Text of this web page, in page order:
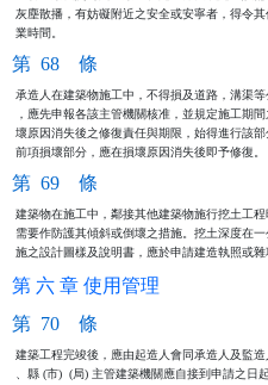
灰塵散播，有妨礙附近之安全或安寧者，得令
業時間。
第 68 條
承造人在建築物施工中，不得損及道路，溝渠
，應先申報各該主管機關核准，並規定施工期
壞原因消失後之修復責任與期限，始得進行該部
前項損壞部分，應在損壞原因消失後即予修復。
第 69 條
建築物在施工中，鄰接其他建築物施行挖土工
需要作防護其傾斜或倒壞之措施。挖土深度在
施之設計圖樣及說明書，應於申請建造執照或雜
第 六 章 使用管理
第 70 條
建築工程完竣後，應由起造人會同承造人及監
、縣 (市)  (局) 主管建築機關應自接到申請之日